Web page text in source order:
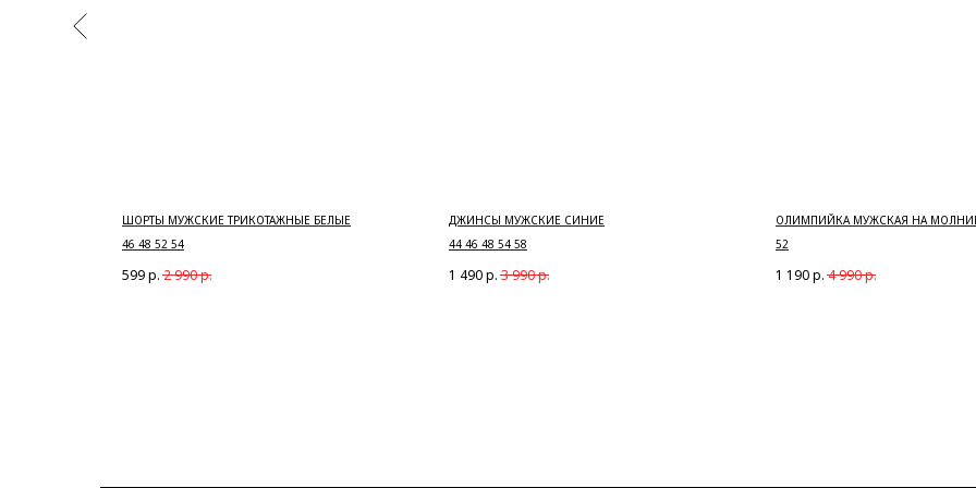
ШОРТЫ МУЖСКИЕ ТРИКОТАЖНЫЕ БЕЛЫЕ
46 48 52 54
599р. 2 990р.
ДЖИНСЫ МУЖСКИЕ СИНИЕ
44 46 48 54 58
1 490р. 3 990р.
ОЛИМПИЙКА МУЖСКАЯ НА
52
1 190р. 4 990р.